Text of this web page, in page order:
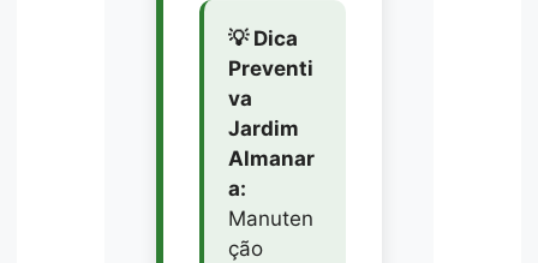
💡 Dica
Preventi
va
Jardim
Almanar
a:
Manuten
ção